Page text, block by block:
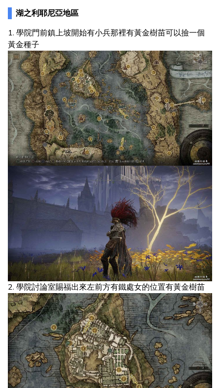
湖之利耶尼亞地區
1. 學院門前鎮上坡開始有小兵那裡有黃金樹苗可以撿一個
黃金種子
2. 學院討論室賜福出來左前方有鐵處女的位置有黃金樹苗